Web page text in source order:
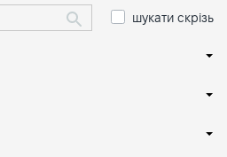
шукати скрізь